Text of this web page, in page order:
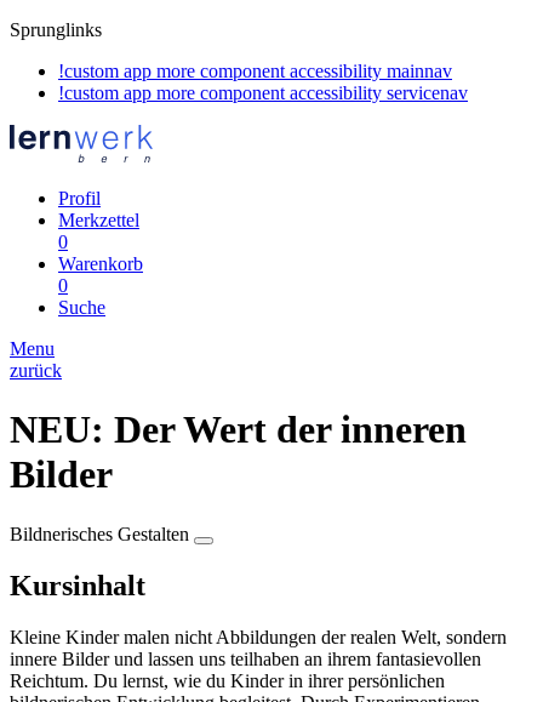
Sprunglinks
!custom app more component accessibility mainnav
!custom app more component accessibility servicenav
Profil
Merkzettel
0
Warenkorb
0
Suche
Menu
zurück
NEU: Der Wert der inneren
Bilder
Bildnerisches Gestalten
Kursinhalt
Kleine Kinder malen nicht Abbildungen der realen Welt, sondern
innere Bilder und lassen uns teilhaben an ihrem fantasievollen
Reichtum. Du lernst, wie du Kinder in ihrer persönlichen